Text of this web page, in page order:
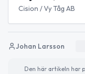
Cision / Vy Tåg AB
Johan Larsson
Den här artikeln har